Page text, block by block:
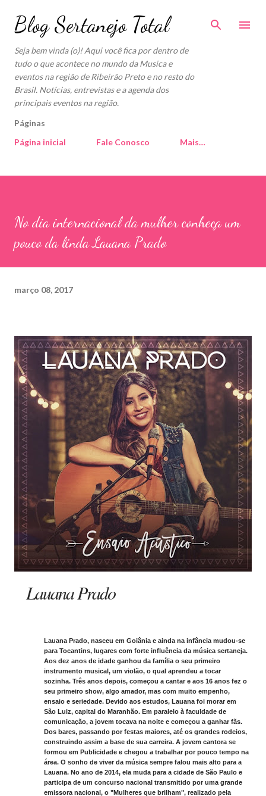
Pular para o conteúdo principal
Blog Sertanejo Total
Seja bem vinda (o)! Aqui você fica por dentro de
tudo o que acontece no mundo da Musica e
eventos na região de Ribeirão Preto e no resto do
Brasil. Notícias, entrevistas e a agenda dos
principais eventos na região.
Páginas
Página inicial
Fale Conosco Mais…
No dia internacional da mulher conheça um
pouco da linda Lauana Prado
março 08, 2017
Lauana Prado
Lauana Prado, nasceu em Goiânia e ainda na infância mudou-se
para Tocantins, lugares com forte influência da música sertaneja.
Aos dez anos de idade ganhou da família o seu primeiro
instrumento musical, um violão, o qual aprendeu a tocar
sozinha. Três anos depois, começou a cantar e aos 16 anos fez o
seu primeiro show, algo amador, mas com muito empenho,
ensaio e seriedade. Devido aos estudos, Lauana foi morar em
São Luiz, capital do Maranhão. Em paralelo à faculdade de
comunicação, a jovem tocava na noite e começou a ganhar fãs.
Dos bares, passando por festas maiores, até os grandes rodeios,
construindo assim a base de sua carreira. A jovem cantora se
formou em Publicidade e chegou a trabalhar por pouco tempo na
área. O sonho de viver da música sempre falou mais alto para a
Lauana. No ano de 2014, ela muda para a cidade de São Paulo e
participa de um concurso nacional transmitido por uma grande
emissora nacional, o "Mulheres que brilham", realizado pela